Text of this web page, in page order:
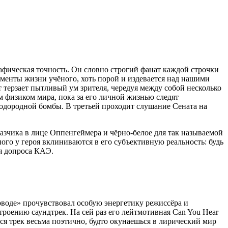
точность. Он словно строгий фанат каждой строчки
жизни учёного, хоть порой и издевается над нашими
пытливый ум зрителя, чередуя между собой несколько
мира, пока за его личной жизнью следят
бомбы. В третьей проходит слушание Сената на
в лице Оппенгеймера и чёрно-белое для так называемой
у героя вклиниваются в его субъективную реальность: будь
допроса КАЭ.
прочувствовал особую энергетику режиссёра и
саундтрек. На сей раз его лейтмотивная Can You Hear
трек весьма поэтично, будто окунаешься в лирический мир